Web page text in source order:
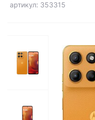
артикул: 353315